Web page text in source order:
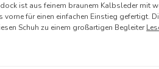
ist aus feinem braunem Kalbsleder mit
vorne für einen einfachen Einstieg gefertigt.
Schuh zu einem großartigen Begleiter